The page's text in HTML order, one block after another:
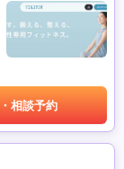
相談予約